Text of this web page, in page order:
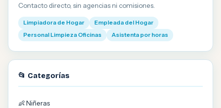
Contacto directo, sin agencias ni comisiones.
Limpiadora de Hogar
Empleada del Hogar
Personal Limpieza Oficinas
Asistenta por horas
📂 Categorías
👶 Niñeras